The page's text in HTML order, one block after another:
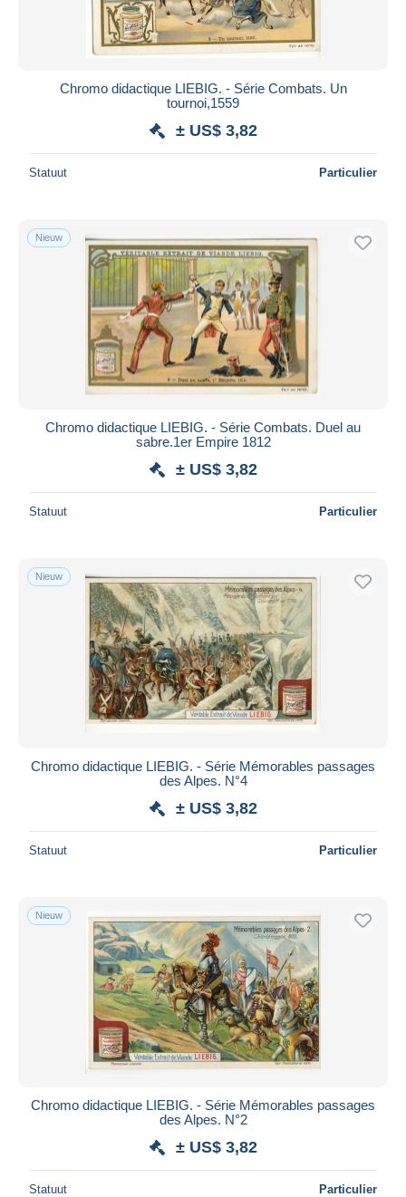
Chromo didactique LIEBIG. - Série Combats. Un
tournoi,1559
± US$ 3,82
Statuut Particulier
Nieuw
Chromo didactique LIEBIG. - Série Combats. Duel au
sabre.1er Empire 1812
± US$ 3,82
Statuut Particulier
Nieuw
Chromo didactique LIEBIG. - Série Mémorables passages
des Alpes. N°4
± US$ 3,82
Statuut Particulier
Nieuw
Chromo didactique LIEBIG. - Série Mémorables passages
des Alpes. N°2
± US$ 3,82
Statuut Particulier